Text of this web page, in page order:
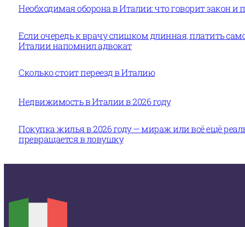
Необходимая оборона в Италии: что говорит закон
Если очередь к врачу слишком длинная, платить
Италии напомнил адвокат
Сколько стоит переезд в Италию
Недвижимость в Италии в 2026 году
Покупка жилья в 2026 году — мираж или всё ещё
превращается в ловушку